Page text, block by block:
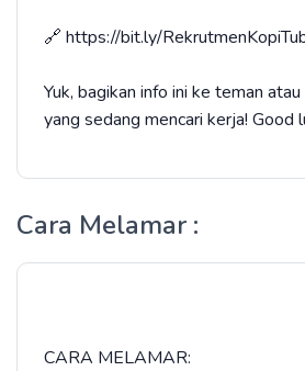
🔗 https://bit.ly/
​Yuk, bagikan info ini ke teman
yang sedang mencari kerja! Good
Cara Melamar :
​CARA MELAMAR: